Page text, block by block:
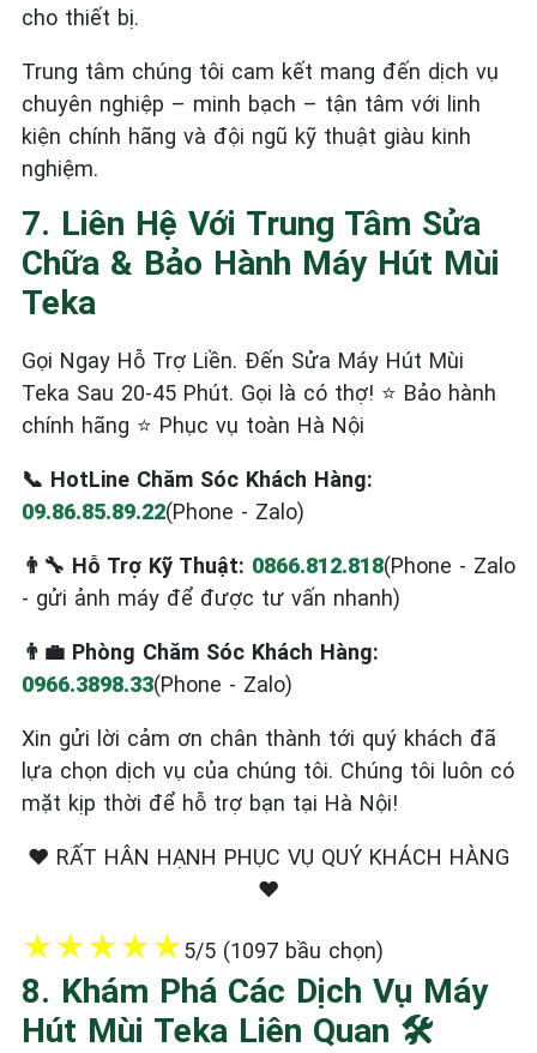
cho thiết bị.
Trung tâm chúng tôi cam kết mang đến dịch vụ
chuyên nghiệp – minh bạch – tận tâm với linh
kiện chính hãng và đội ngũ kỹ thuật giàu kinh
nghiệm.
7. Liên Hệ Với Trung Tâm Sửa
Chữa & Bảo Hành Máy Hút Mùi
Teka
Gọi Ngay Hỗ Trợ Liền. Đến Sửa Máy Hút Mùi
Teka Sau 20-45 Phút. Gọi là có thợ! ⭐ Bảo hành
chính hãng ⭐ Phục vụ toàn Hà Nội
📞 HotLine Chăm Sóc Khách Hàng:
09.86.85.89.22(Phone - Zalo)
👨‍🔧 Hỗ Trợ Kỹ Thuật: 0866.812.818(Phone - Zalo
- gửi ảnh máy để được tư vấn nhanh)
👨‍💼 Phòng Chăm Sóc Khách Hàng:
0966.3898.33(Phone - Zalo)
Xin gửi lời cảm ơn chân thành tới quý khách đã
lựa chọn dịch vụ của chúng tôi. Chúng tôi luôn có
mặt kịp thời để hỗ trợ bạn tại Hà Nội!
❤️ RẤT HÂN HẠNH PHỤC VỤ QUÝ KHÁCH HÀNG
❤️
★★★★★5/5 (1097 bầu chọn)
8. Khám Phá Các Dịch Vụ Máy
Hút Mùi Teka Liên Quan 🛠️